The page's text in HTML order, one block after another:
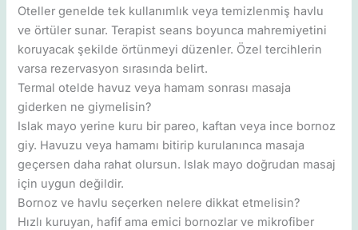
Oteller genelde tek kullanımlık veya temizlenmiş havlu
ve örtüler sunar. Terapist seans boyunca mahremiyetini
koruyacak şekilde örtünmeyi düzenler. Özel tercihlerin
varsa rezervasyon sırasında belirt.
Termal otelde havuz veya hamam sonrası masaja
giderken ne giymelisin?
Islak mayo yerine kuru bir pareo, kaftan veya ince bornoz
giy. Havuzu veya hamamı bitirip kurulanınca masaja
geçersen daha rahat olursun. Islak mayo doğrudan masaj
için uygun değildir.
Bornoz ve havlu seçerken nelere dikkat etmelisin?
Hızlı kuruyan, hafif ama emici bornozlar ve mikrofiber